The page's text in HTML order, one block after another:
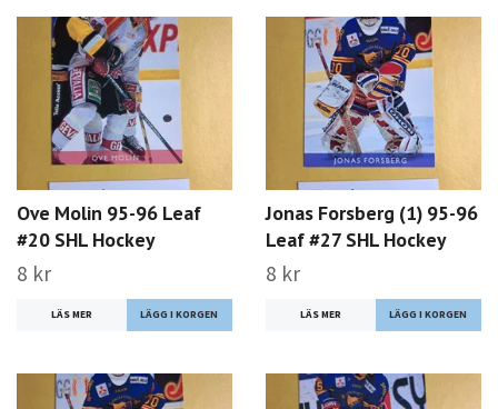
Ove Molin 95-96 Leaf
#20 SHL Hockey
8 kr
LÄS MER
Jonas Forsberg (1) 95-96
Leaf #27 SHL Hockey
8 kr
LÄS MER